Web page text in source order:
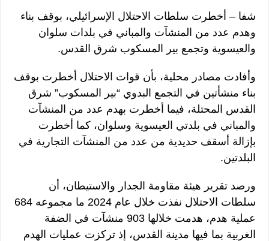
شفا – أخطرت سلطات الاحتلال الإسرائيلي، بوقف بناء
وهدم عدد من المنشآت والمباني في بلدات سلوان
والعيسوية وتجمع بير المسكوب شرق القدس.
وأفادت مصادر محلية، بأن قوات الاحتلال أخطرت بوقف
بناء منشأتين في التجمع البدوي “بير المسكوب” شرق
القدس المحتلة، فيما أخطرت بهدم عدد من المنشآت
والمباني في بلدتي العيسوية وسلوان، كما أخطرت
بإزالة أسقف حديدية من عدد من المنشآت التجارية في
البلدتين.
ورصد تقرير هيئة مقاومة الجدار والاستيطان، أن
سلطات الاحتلال نفذت خلال عام 2024 ما مجموعه 684
عملية هدم، هدمت خلالها 903 منشآت في الضفة
الغربية بما فيها مدينة القدس، إذ تركزت عمليات الهدم